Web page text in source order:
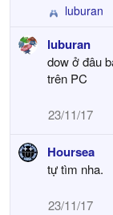
R
a
c
t
o
n
:
luburan
luburan
dow ở đâu
trên PC
23/11/17
Hoursea
tự tìm nha.
23/11/17